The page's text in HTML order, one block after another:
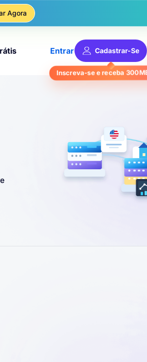
Agora
Entrar Cadastrar-Se
Inscreva-se e receba